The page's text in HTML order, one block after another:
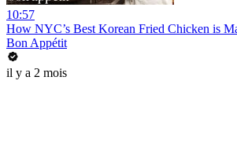
10:57
How NYC’s Best Korean Fried Chicken is
Bon Appétit
il y a 2 mois